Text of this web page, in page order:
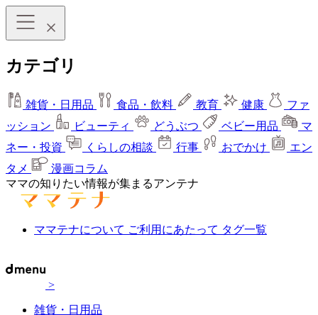
カテゴリ
雑貨・日用品 食品・飲料 教育 健康
ファ
ッション
ビューティ どうぶつ ベビー用品
マ
ネー・投資
くらしの相談 行事 おでかけ
エン
タメ
漫画コラム
ママの知りたい情報が集まるアンテナ
ママテナについて ご利用にあたって タグ一覧
>
雑貨・日用品